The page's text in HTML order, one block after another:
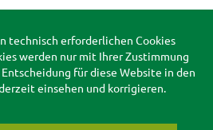
technisch erforderlichen Cookies
werden nur mit Ihrer Zustimmung
für diese Website in den
einsehen und korrigieren.